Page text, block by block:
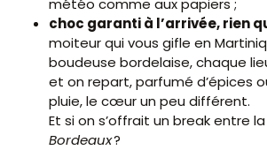
choc garanti à l’arrivée, rien
moiteur qui vous gifle en
boudeuse bordelaise, chaque
et on repart, parfumé d’épices
pluie, le cœur un peu différent.
Et si on s’offrait un break entre la
Bordeaux?